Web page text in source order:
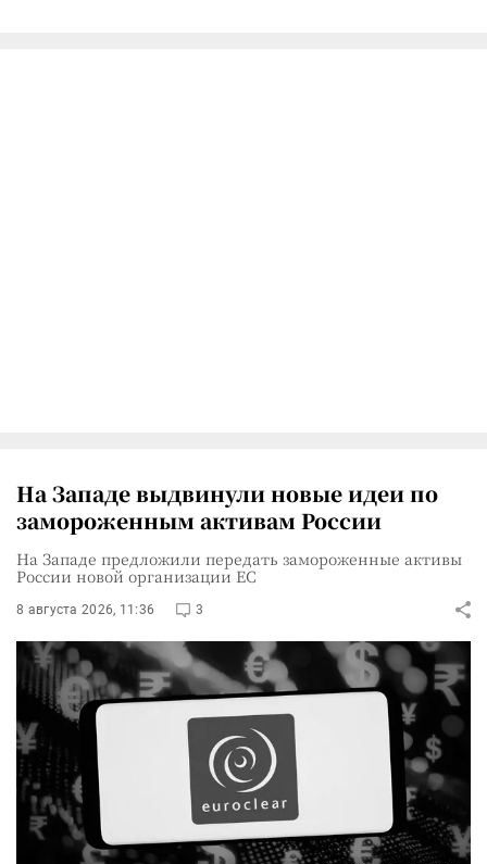
На Западе выдвинули новые идеи по
замороженным активам России
На Западе предложили передать замороженные активы
России новой организации ЕС
8 августа 2026, 11:36 3